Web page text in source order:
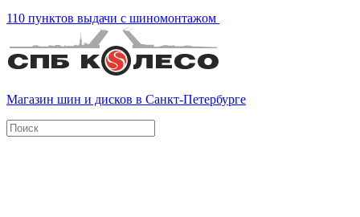
110 пунктов выдачи с шиномонтажом
Магазин шин и дисков в Санкт-Петербурге